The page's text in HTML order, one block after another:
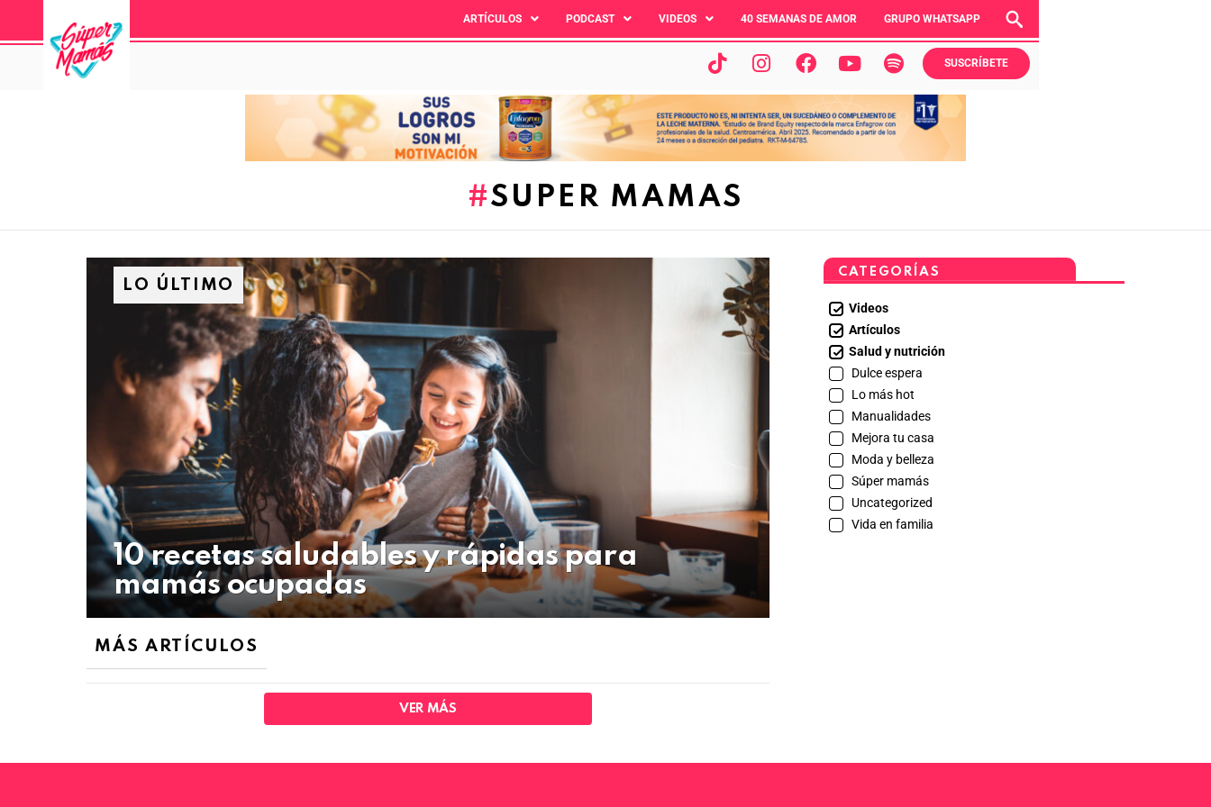
ARTÍCULOS PODCAST VIDEOS 40 SEMANAS DE AMOR GRUPO WHATSAPP
SUSCRÍBETE
SUPER MAMAS
LO ÚLTIMO
10 recetas saludables y rápidas para
mamás ocupadas
MÁS ARTÍCULOS
VER MÁS
CATEGORÍAS
Videos
Artículos
Salud y nutrición
Dulce espera
Lo más hot
Manualidades
Mejora tu casa
Moda y belleza
Súper mamás
Uncategorized
Vida en familia